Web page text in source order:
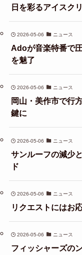
日を彩るアイスク
2026-05-06 ニュース
Adoが音楽特番で
を魅了
2026-05-06 ニュース
岡山・美作市で行
鍵に
2026-05-06 ニュース
サンルーフの減少
ド
2026-05-06 ニュース
リクエストにはお
2026-05-06 ニュース
フィッシャーズの